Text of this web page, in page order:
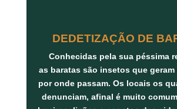
DEDETIZAÇÃO DE
Conhecidas pela sua péssima
as baratassão insetos que
por onde passam. Os locais os
denunciam, afinal é muito